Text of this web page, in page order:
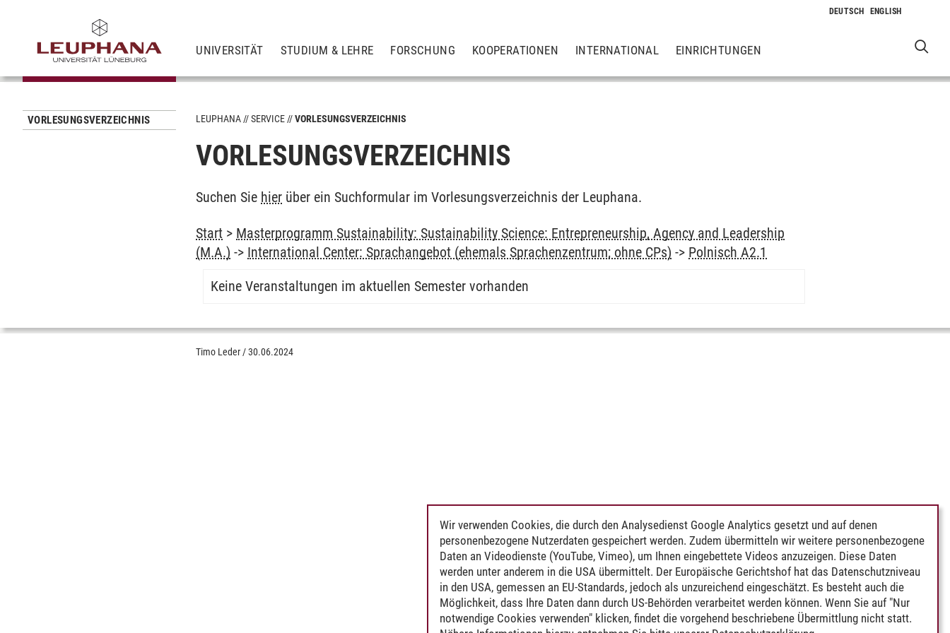
UNIVERSITÄT STUDIUM & LEHRE FORSCHUNG KOOPERATIONEN INTERNATIONAL EINRICHTUNGEN
VORLESUNGSVERZEICHNIS LEUPHANA SERVICE VORLESUNGSVERZEICHNIS
VORLESUNGSVERZEICHNIS
Suchen Sie hier über ein Suchformular im Vorlesungsverzeichnis der Leuphana.
Start > Masterprogramm Sustainability: Sustainability Science: Entrepreneurship, Agency and Leadership
(M.A.) -> International Center: Sprachangebot (ehemals Sprachenzentrum; ohne CPs) -> Polnisch A2.1
Keine Veranstaltungen im aktuellen Semester vorhanden
Timo Leder /30.06.2024
Wir verwenden Cookies, die durch den Analysedienst Google Analytics gesetzt und auf denen
personenbezogene Nutzerdaten gespeichert werden. Zudem übermitteln wir weitere personenbezogene
Daten an Videodienste (YouTube, Vimeo), um Ihnen eingebettete Videos anzuzeigen. Diese Daten
werden unter anderem in die USA übermittelt. Der Europäische Gerichtshof hat das Datenschutzniveau
in den USA, gemessen an EU-Standards, jedoch als unzureichend eingeschätzt. Es besteht auch die
Möglichkeit, dass Ihre Daten dann durch US-Behörden verarbeitet werden können. Wenn Sie auf "Nur
notwendige Cookies verwenden" klicken, findet die vorgehend beschriebene Übermittlung nicht statt.